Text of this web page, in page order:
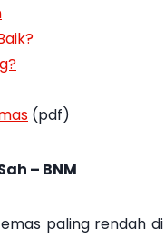
(pdf)
– BNM
paling rendah